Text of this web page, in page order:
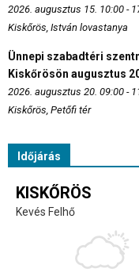
2026. augusztus 15. 10:00 -
Kiskőrös, István lovastanya
Ünnepi szabadtéri
Kiskőrösön augusztus
2026. augusztus 20. 09:00 -
Kiskőrös, Petőfi tér
Időjárás
KISKŐRÖS
Kevés Felhő